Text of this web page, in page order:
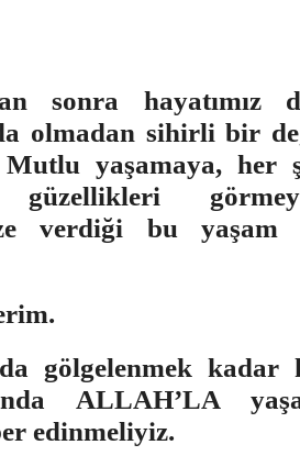
sonra hayatımız
olmadan sihirli bir
yaşamaya, her
güzellikleri
verdiği bu
gölgelenmek kadar
ALLAH’LA
edinmeliyiz.